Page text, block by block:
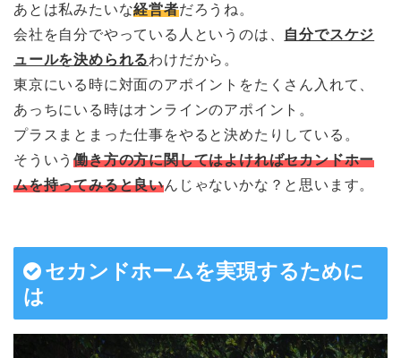
あとは私みたいな経営者だろうね。
会社を自分でやっている人というのは、 自分でスケジ
ュールを決められるわけだから。
東京にいる時に対面のアポイントをたくさん入れて、
あっちにいる時はオンラインのアポイント。
プラスまとまった仕事をやると決めたりしている。
そういう働き方の方に関してはよければセカンドホー
ムを持ってみると良いんじゃないかな？と思います。
セカンドホームを実現するために
は